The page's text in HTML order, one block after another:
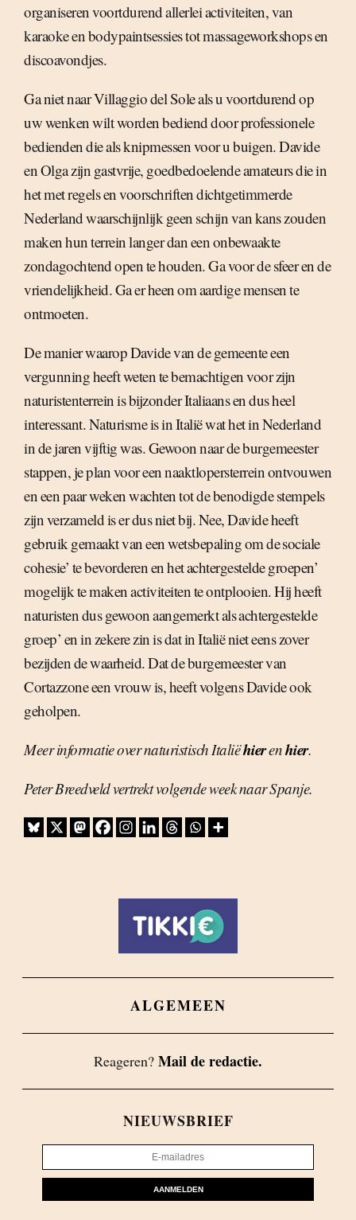
organiseren voortdurend allerlei activiteiten, van
karaoke en bodypaintsessies tot massageworkshops en
discoavondjes.
Ga niet naar Villaggio del Sole als u voortdurend op
uw wenken wilt worden bediend door professionele
bedienden die als knipmessen voor u buigen. Davide
en Olga zijn gastvrije, goedbedoelende amateurs die in
het met regels en voorschriften dichtgetimmerde
Nederland waarschijnlijk geen schijn van kans zouden
maken hun terrein langer dan een onbewaakte
zondagochtend open te houden. Ga voor de sfeer en de
vriendelijkheid. Ga er heen om aardige mensen te
ontmoeten.
De manier waarop Davide van de gemeente een
vergunning heeft weten te bemachtigen voor zijn
naturistenterrein is bijzonder Italiaans en dus heel
interessant. Naturisme is in Italië wat het in Nederland
in de jaren vijftig was. Gewoon naar de burgemeester
stappen, je plan voor een naaktlopersterrein ontvouwen
en een paar weken wachten tot de benodigde stempels
zijn verzameld is er dus niet bij. Nee, Davide heeft
gebruik gemaakt van een wetsbepaling om de sociale
cohesie’ te bevorderen en het achtergestelde groepen’
mogelijk te maken activiteiten te ontplooien. Hij heeft
naturisten dus gewoon aangemerkt als achtergestelde
groep’ en in zekere zin is dat in Italië niet eens zover
bezijden de waarheid. Dat de burgemeester van
Cortazzone een vrouw is, heeft volgens Davide ook
geholpen.
Meer informatie over naturistisch Italiëhierenhier.
Peter Breedveld vertrekt volgende week naar Spanje.
ALGEMEEN
Reageren? Mail de redactie.
NIEUWSBRIEF
AANMELDEN